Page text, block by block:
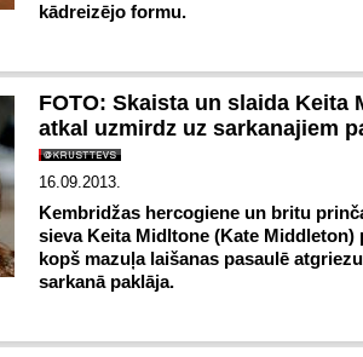
kādreizējo formu.
FOTO: Skaista un slaida Keita
atkal uzmirdz uz sarkanajiem
16.09.2013.
Kembridžas hercogiene un britu
sieva Keita Midltone (Kate Middleton)
kopš mazuļa laišanas pasaulē
sarkanā paklāja.